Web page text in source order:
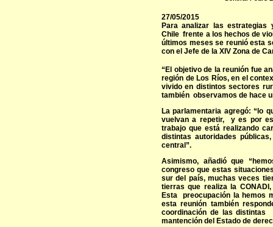
27/05/2015
Para analizar las estrategias
Chile frente a los hechos de
últimos meses se reunió esta
con el Jefe de la XIV Zona de
“El objetivo de la reunión fue
región de Los Ríos, en el
vivido en distintos sectores
también observamos de hace
La parlamentaria agregó: “lo
vuelvan a repetir, y es por
trabajo que está realizando
distintas autoridades
central”.
Asimismo, añadió que
congreso que estas
sur del país, muchas veces
tierras que realiza la
Esta preocupación la hemos
esta reunión también
coordinación de las distintas
mantención del Estado de